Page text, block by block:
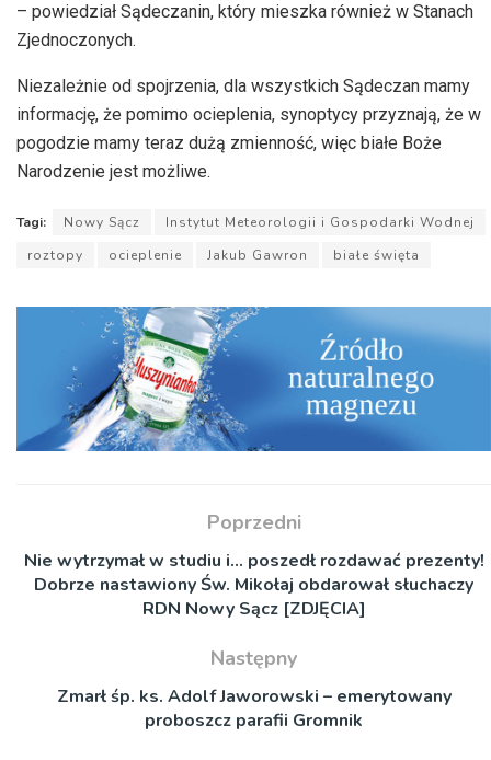
– powiedział Sądeczanin, który mieszka również w Stanach
Zjednoczonych.
Niezależnie od spojrzenia, dla wszystkich Sądeczan mamy
informację, że pomimo ocieplenia, synoptycy przyznają, że w
pogodzie mamy teraz dużą zmienność, więc białe Boże
Narodzenie jest możliwe.
Tagi: Nowy Sącz
Instytut Meteorologii i Gospodarki Wodnej
roztopy
ocieplenie Jakub Gawron białe święta
Poprzedni
Nie wytrzymał w studiu i… poszedł rozdawać prezenty!
Dobrze nastawiony Św. Mikołaj obdarował słuchaczy
RDN Nowy Sącz [ZDJĘCIA]
Następny
Zmarł śp. ks. Adolf Jaworowski – emerytowany
proboszcz parafii Gromnik